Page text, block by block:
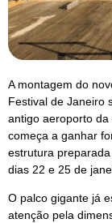
A montagem do
Festival de Janeiro
antigo aeroporto
começa a ganhar
estrutura
dias 22 e 25 de
O palco gigante já
atenção pela